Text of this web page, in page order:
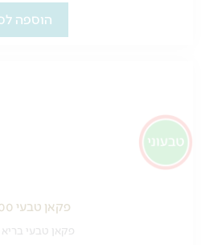
הוספה
פקאן טבעי 200 ג"ר
פקאן טבעי בריא